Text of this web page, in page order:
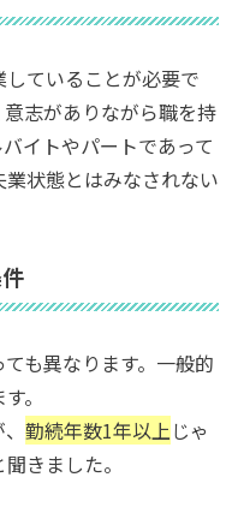
ていることが必要で
志がありながら職を持
イトやパートであって
状態とはみなされない
も異なります。一般的
。
勤続年数1年以上じゃ
きました。